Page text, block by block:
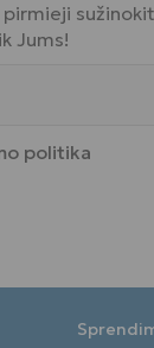
Jums!
politika